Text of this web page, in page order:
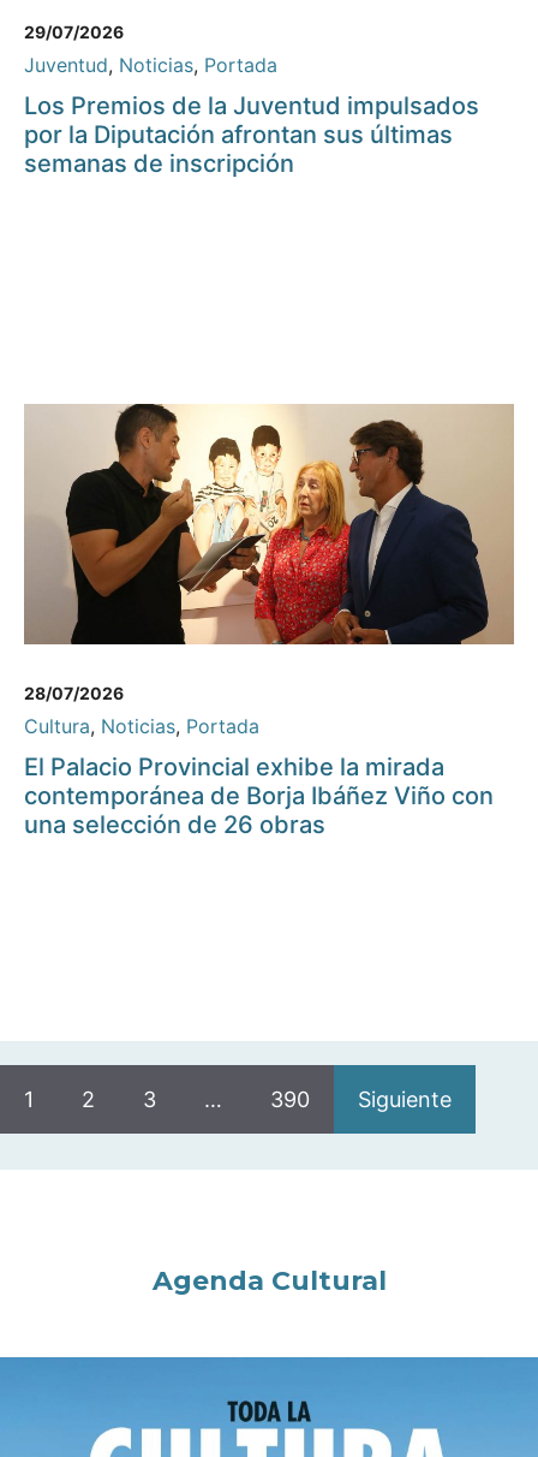
29/07/2026
Juventud, Noticias, Portada
Los Premios de la Juventud impulsados
por la Diputación afrontan sus últimas
semanas de inscripción
28/07/2026
Cultura, Noticias, Portada
El Palacio Provincial exhibe la mirada
contemporánea de Borja Ibáñez Viño con
una selección de 26 obras
1 2 3 … 390 Siguiente
Agenda Cultural